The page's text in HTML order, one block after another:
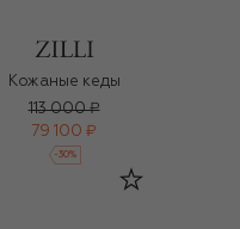
Кожаные кеды
113 000 ₽
79 100 ₽
-30%